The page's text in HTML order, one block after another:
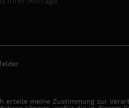
erteile meine Zustimmung zur